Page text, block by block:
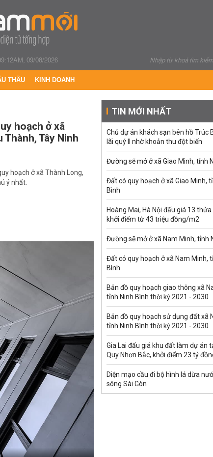
09/08/2026
THẦU KINH DOANH
hoạch ở xã
Thành, Tây Ninh
hoạch ở xã Thành Long,
ý nhất.
TIN MỚI NHẤT
Chủ dự án khách sạn bên hồ Trúc
lãi quý II nhờ khoản thu đột biến
Đường sẽ mở ở xã Giao Minh, tỉnh
Đất có quy hoạch ở xã Giao Minh,
Bình
Hoàng Mai, Hà Nội đấu giá 13 thửa
khởi điểm từ 43 triệu đồng/m2
Đường sẽ mở ở xã Nam Minh, tỉnh
Đất có quy hoạch ở xã Nam Minh,
Bình
Bản đồ quy hoạch giao thông xã
tỉnh Ninh Bình thời kỳ 2021 - 2030
Bản đồ quy hoạch sử dụng đất xã
tỉnh Ninh Bình thời kỳ 2021 - 2030
Gia Lai đấu giá khu đất làm dự án
Quy Nhơn Bắc, khởi điểm 23 tỷ
Diện mạo cầu đi bộ hình lá dừa
sông Sài Gòn